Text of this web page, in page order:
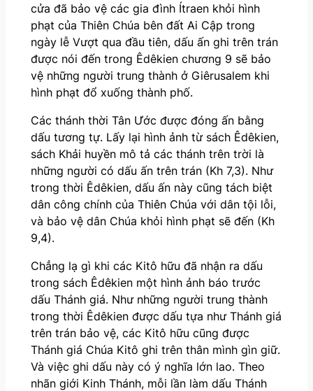
cửa đã bảo vệ các gia đình Ítraen khỏi hình
phạt của Thiên Chúa bên đất Ai Cập trong
ngày lễ Vượt qua đầu tiên, dấu ấn ghi trên trán
được nói đến trong Êdêkien chương 9 sẽ bảo
vệ những người trung thành ở Giêrusalem khi
hình phạt đổ xuống thành phố.
Các thánh thời Tân Ước được đóng ấn bằng
dấu tương tự. Lấy lại hình ảnh từ sách Êdêkien,
sách Khải huyền mô tả các thánh trên trời là
những người có dấu ấn trên trán (Kh 7,3). Như
trong thời Êdêkien, dấu ấn này cũng tách biệt
dân công chính của Thiên Chúa với dân tội lỗi,
và bảo vệ dân Chúa khỏi hình phạt sẽ đến (Kh
9,4).
Chẳng lạ gì khi các Kitô hữu đã nhận ra dấu
trong sách Êdêkien một hình ảnh báo trước
dấu Thánh giá. Như những người trung thành
trong thời Êdêkien được dấu tựa như Thánh giá
trên trán bảo vệ, các Kitô hữu cũng được
Thánh giá Chúa Kitô ghi trên thân mình gìn giữ.
Và việc ghi dấu này có ý nghĩa lớn lao. Theo
nhãn giới Kinh Thánh, mỗi lần làm dấu Thánh